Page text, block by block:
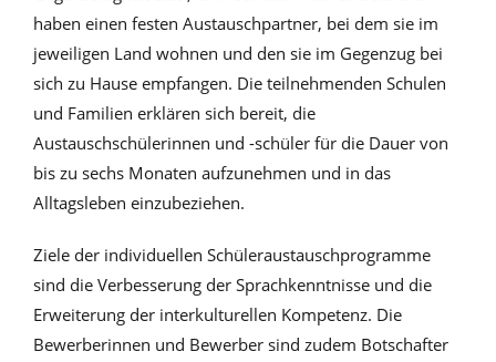
haben einen festen Austauschpartner, bei dem sie im
jeweiligen Land wohnen und den sie im Gegenzug bei
sich zu Hause empfangen. Die teilnehmenden Schulen
und Familien erklären sich bereit, die
Austauschschülerinnen und -schüler für die Dauer von
bis zu sechs Monaten aufzunehmen und in das
Alltagsleben einzubeziehen.
Ziele der individuellen Schüleraustauschprogramme
sind die Verbesserung der Sprachkenntnisse und die
Erweiterung der interkulturellen Kompetenz. Die
Bewerberinnen und Bewerber sind zudem Botschafter